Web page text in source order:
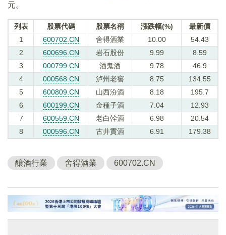
元。
列表 股票代碼 股票名稱 漲跌幅(%)
最新價
1
600702.CN 舍得酒業 10.00
54.43
2
600696.CN 岩石股份 9.99
8.59
3
000799.CN 酒鬼酒 9.78
46.9
4
000568.CN 泸州老窖 8.75
134.55
5
600809.CN 山西汾酒 8.18
195.7
6
600199.CN 金種子酒 7.04
12.93
7
600559.CN 老白幹酒 6.98
20.54
8
000596.CN 古井貢酒 6.91 179.38
釀酒行業 舍得酒業 600702.CN